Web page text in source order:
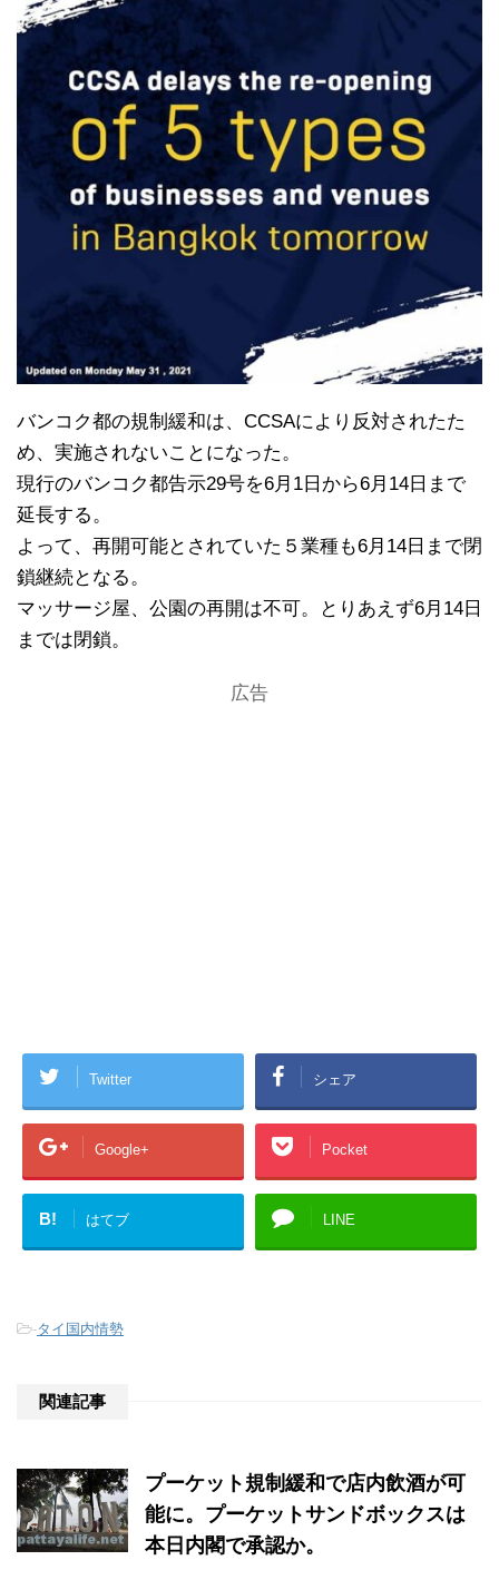
バンコク都の規制緩和は、CCSAにより反対されたた
め、実施されないことになった。
現行のバンコク都告示29号を6月1日から6月14日まで
延長する。
よって、再開可能とされていた５業種も6月14日まで閉
鎖継続となる。
マッサージ屋、公園の再開は不可。とりあえず6月14日
までは閉鎖。
広告
Twitter シェア
Google+ Pocket
B! はてブ LINE
-タイ国内情勢
関連記事
プーケット規制緩和で店内飲酒が可
能に。プーケットサンドボックスは
本日内閣で承認か。